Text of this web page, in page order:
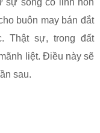
buôn may bán đắt
Thật sự, trong đất
liệt. Điều này sẽ
sau.